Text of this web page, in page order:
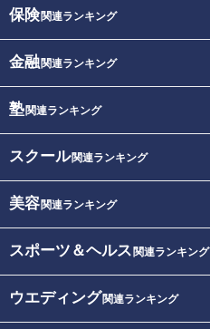
保険関連ランキング
金融関連ランキング
塾関連ランキング
スクール関連ランキング
美容関連ランキング
スポーツ＆ヘルス 関連ランキング
ウエディング関連ランキング